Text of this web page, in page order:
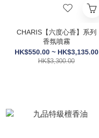
CHARIS【六度心香】系列
香氛噴霧
HK$550.00 ~ HK$3,135.00
HK$3,300.00